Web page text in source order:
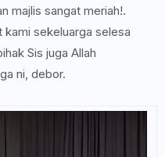
majlis sangat meriah!.
kami sekeluarga selesa
Sis juga Allah
ni, debor.